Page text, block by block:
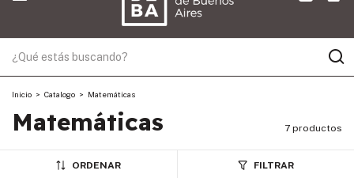
Inicio > Catalogo > Matemáticas
Matemáticas 7 productos
ORDENAR FILTRAR